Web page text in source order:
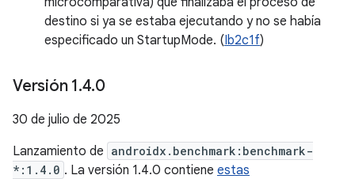
destino si ya se estaba ejecutando y no se había
especificado un StartupMode. (Ib2c1f)
Versión 1.4.0
30 de julio de 2025
Lanzamiento de androidx.benchmark:benchmark-
*:1.4.0 . La versión 1.4.0 contiene estas